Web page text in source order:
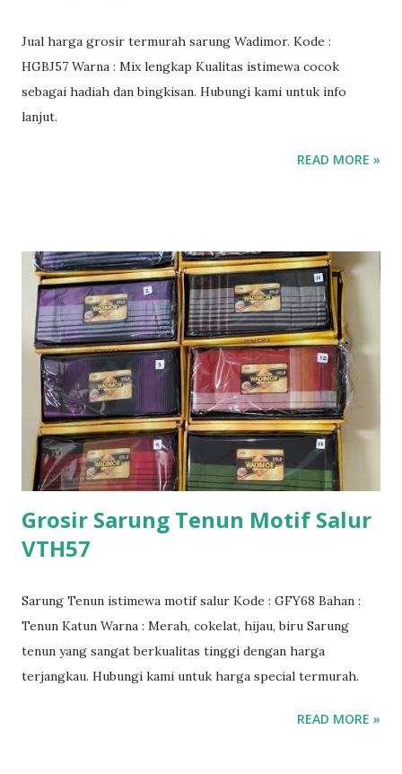
Jual harga grosir termurah sarung Wadimor. Kode :
HGBJ57 Warna : Mix lengkap Kualitas istimewa cocok
sebagai hadiah dan bingkisan. Hubungi kami untuk info
lanjut.
READ MORE »
Grosir Sarung Tenun Motif Salur
VTH57
Sarung Tenun istimewa motif salur Kode : GFY68 Bahan :
Tenun Katun Warna : Merah, cokelat, hijau, biru Sarung
tenun yang sangat berkualitas tinggi dengan harga
terjangkau. Hubungi kami untuk harga special termurah.
READ MORE »